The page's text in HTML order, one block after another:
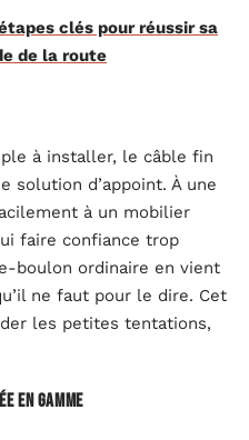
clés pour réussir sa
de la route
à installer, le câble fin
solution d’appoint. À une
à un mobilier
faire confiance trop
boulon ordinaire en vient
ne faut pour le dire. Cet
les petites tentations,
en gamme